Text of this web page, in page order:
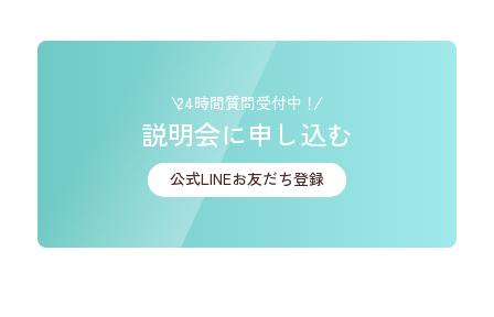
24時間質問受付中！
説明会に申し込む
公式LINEお友だち登録